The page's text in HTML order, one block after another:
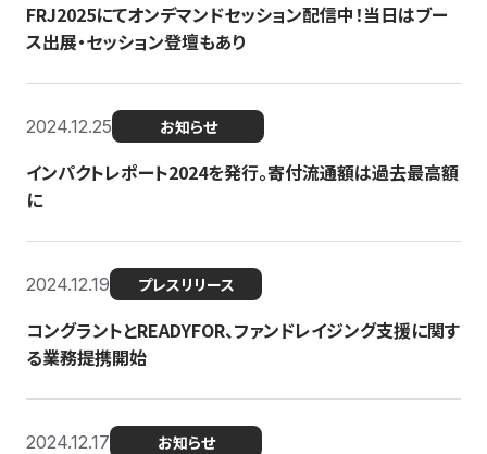
FRJ2025にてオンデマンドセッション配信中！当日はブー
ス出展・セッション登壇もあり
2024.12.25 お知らせ
インパクトレポート2024を発行。寄付流通額は過去最高額
に
2024.12.19 プレスリリース
コングラントとREADYFOR、ファンドレイジング支援に関す
る業務提携開始
2024.12.17 お知らせ